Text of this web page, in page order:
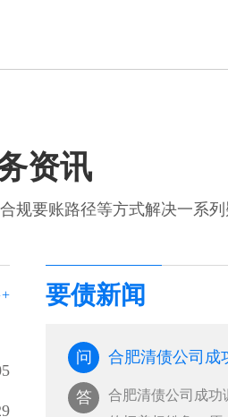
资讯
规要账路径等方式解决一系
要债新闻
问
答
合肥清债公司成功